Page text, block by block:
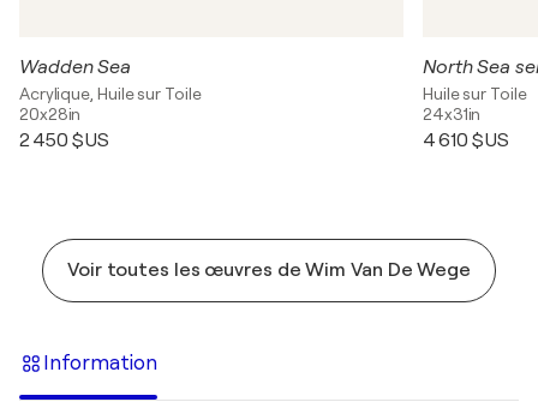
Wadden Sea
Acrylique, Huile sur Toile
20x28in
2 450 $US
North Sea
Huile sur Toile
24x31in
4 610 $US
Voir toutes les œuvres de Wim Van De Wege
Information